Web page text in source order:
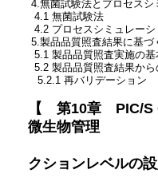
4.無菌試験法とプロセスシ
4.1 無菌試験法
4.2 プロセスシミュレーシ
5.製品品質照査結果に基
5.1 製品品質照査実施の
5.2 製品品質照査結果か
5.2.1 再バリデーション
【 第10章 PIC/S
微生物管理
～ア
クションレベルの